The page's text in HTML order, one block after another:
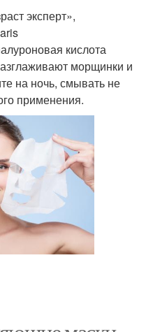
эксперт»,
кислота
морщинки и
на ночь, смывать не
применения.